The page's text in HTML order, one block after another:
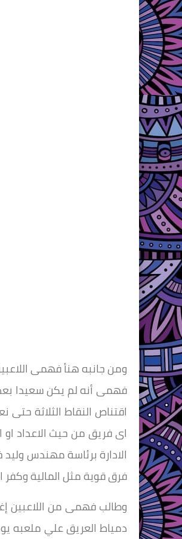
ومن جانبه هنأ فهمى
فهمى أنه لم يكن سعيدا
اقتناص النقاط الثلاثة
اى فريق من حيث الاعداد او
الادارة برئاسة مهندس
فرق قوية مثل المالية
وطالب فهمى من اللاعبين
دمياط العريق علي ملعبه